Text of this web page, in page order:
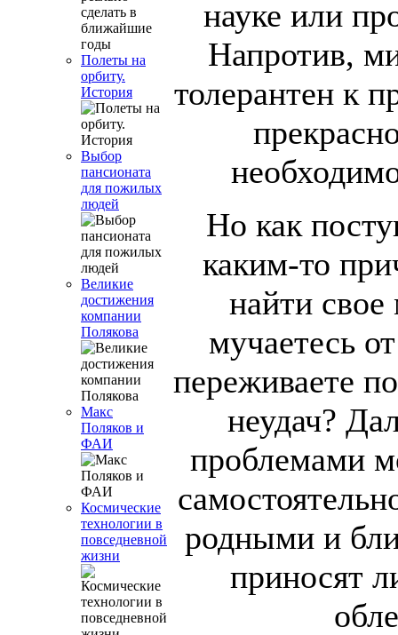
Полеты на
орбиту.
История
Выбор
пансионата
для пожилых
людей
Великие
достижения
компании
Полякова
Макс
Поляков и
ФАИ
Космические
технологии в
повседневной
жизни
науке или
Напротив,
толерантен к
Но как
каким-то
найти
мучаетесь
переживаете
неудач?
проблемами
родными и
приносят